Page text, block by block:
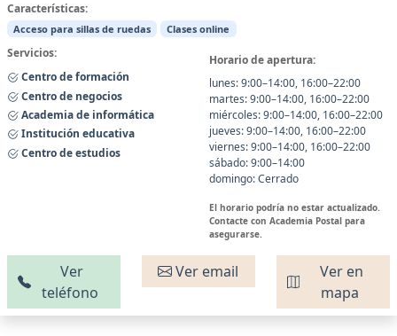
Características:
Acceso para sillas de ruedas Clases online
Servicios:
Centro de formación
Centro de negocios
Academia de informática
Institución educativa
Centro de estudios
Horario de apertura:
lunes: 9:00–14:00, 16:00–22:00
martes: 9:00–14:00, 16:00–22:00
miércoles: 9:00–14:00, 16:00–22:00
jueves: 9:00–14:00, 16:00–22:00
viernes: 9:00–14:00, 16:00–22:00
sábado: 9:00–14:00
domingo: Cerrado
El horario podría no estar actualizado.
Contacte con Academia Postal para
asegurarse.
Ver
teléfono
Ver email
Ver en
mapa